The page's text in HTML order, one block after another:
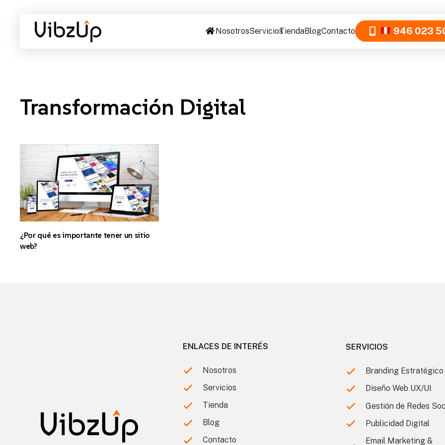
NosotrosServiciosTiendaBlogContacto 946 023
Transformación Digital
¿Por qué es importante tener un sitio
web?
ENLACES DE INTERÉS
Nosotros
Servicios
Tienda
Blog
Contacto
SERVICIOS
Branding Estratégico
Diseño Web UX/UI
Gestión de Redes
Publicidad Digital
Email Marketing &